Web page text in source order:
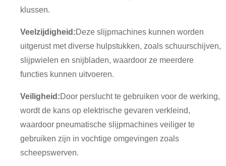
klussen.
Veelzijdigheid:Deze slijpmachines kunnen worden
uitgerust met diverse hulpstukken, zoals schuurschijven,
slijpwielen en snijbladen, waardoor ze meerdere
functies kunnen uitvoeren.
Veiligheid:Door perslucht te gebruiken voor de werking,
wordt de kans op elektrische gevaren verkleind,
waardoor pneumatische slijpmachines veiliger te
gebruiken zijn in vochtige omgevingen zoals
scheepswerven.